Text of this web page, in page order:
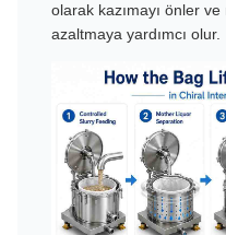
olarak kazımayı önler
azaltmaya yardımcı olur.